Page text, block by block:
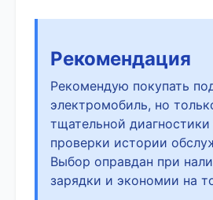
Рекомендация
Рекомендую покупать
электромобиль, но
тщательной диагностики
проверки истории
Выбор оправдан при
зарядки и экономии на